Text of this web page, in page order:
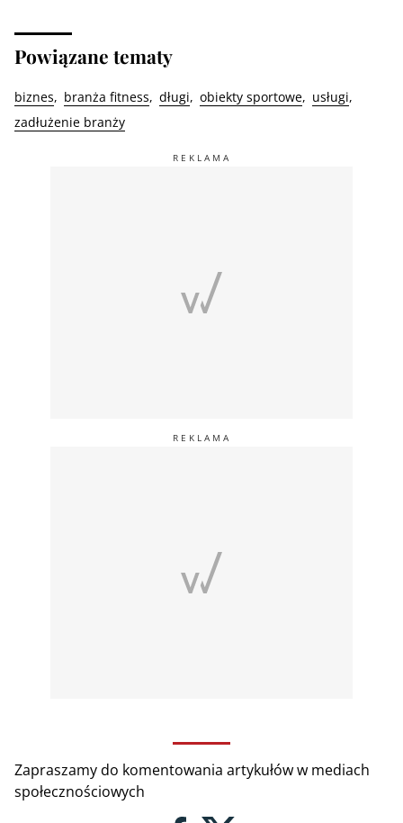
Powiązane tematy
biznes branża fitness długi obiekty sportowe
usługi
zadłużenie branży
Zapraszamy do komentowania artykułów w mediach
społecznościowych